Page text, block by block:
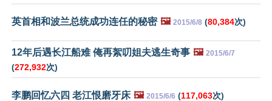
英首相和波兰总统成功连任的秘密 🖼️ 2015/6/8 (80,384次)
12年后遇长江船难 俺再絮叨姐夫逃生奇事 🖼️ 2015/6/7
(272,932次)
李鹏回忆六四 老江恨磨牙床 🖼️ 2015/6/6 (117,063次)